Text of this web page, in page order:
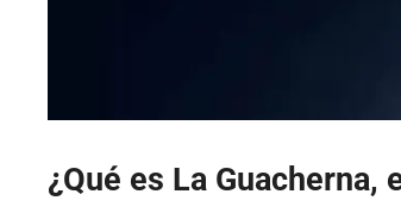
¿Qué es La Guacherna,